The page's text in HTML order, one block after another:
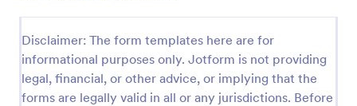
Disclaimer: The form templates here are for
informational purposes only. Jotform is not providing
legal, financial, or other advice, or implying that the
forms are legally valid in all or any jurisdictions. Before
Vorschau